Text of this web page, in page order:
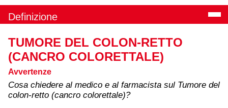
Definizione
TUMORE DEL COLON-RETTO
(CANCRO COLORETTALE)
Avvertenze
Cosa chiedere al medico e al farmacista sul Tumore del
colon-retto (cancro colorettale)?